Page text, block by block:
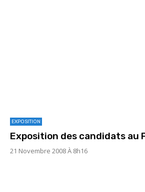
EXPOSITION
Exposition des candidats au
21 Novembre 2008 À 8h16